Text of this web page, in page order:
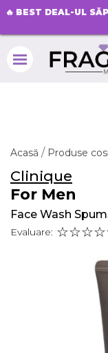
🔥 BEST DEAL-UL
Acasă Produse
Clinique
For Men
Face Wash
Evaluare: